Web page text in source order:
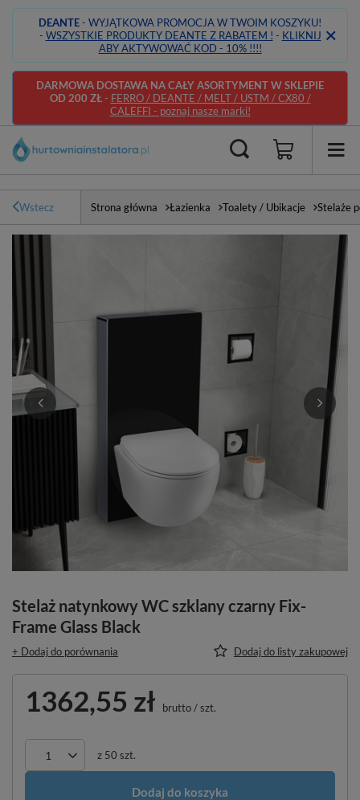
DEANTE- WYJĄTKOWA PROMOCJA W TWOIM KOSZYKU!
- WSZYSTKIE PRODUKTY DEANTE Z RABATEM ! - KLIKNIJ
ABY AKTYWOWAĆ KOD - 10% !!!!
DARMOWA DOSTAWA NA CAŁY ASORTYMENT W SKLEPIE
OD 200 ZŁ- FERRO / DEANTE / MELT / USTM / CX80 /
CALEFFI - poznaj nasze marki!
Wstecz Strona główna Łazienka Toalety / Ubikacje Stelaże
Stelaż natynkowy WC szklany czarny Fix-
Frame Glass Black
+ Dodaj do porównania Dodaj do listy zakupowej
1362,55 zł brutto/szt.
z 50 szt.
Dodaj do koszyka